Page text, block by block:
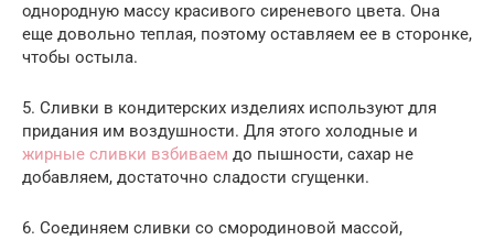
однородную массу красивого сиреневого цвета. Она
еще довольно теплая, поэтому оставляем ее в сторонке,
чтобы остыла.
5. Сливки в кондитерских изделиях используют для
придания им воздушности. Для этого холодные и
жирные сливки взбиваем до пышности, сахар не
добавляем, достаточно сладости сгущенки.
6. Соединяем сливки со смородиновой массой,